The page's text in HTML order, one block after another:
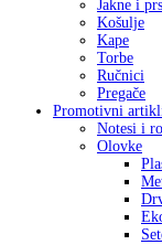
Jakne i
Košulje
Kape
Torbe
Ručnici
Pregače
Promotivni
Notesi i
Olovke